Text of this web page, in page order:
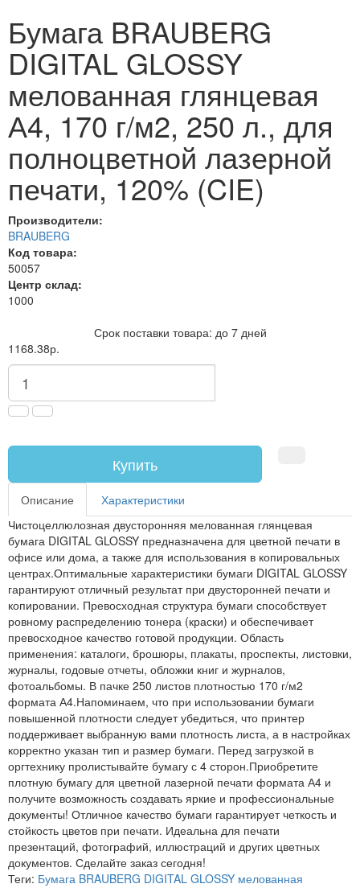
Бумага BRAUBERG
DIGITAL GLOSSY
мелованная глянцевая
А4, 170 г/м2, 250 л., для
полноцветной лазерной
печати, 120% (CIE)
Производители:
BRAUBERG
Код товара:
50057
Центр склад:
1000
Срок поставки товара: до 7 дней
1168.38р.
Купить
Описание
Характеристики
Чистоцеллюлозная двусторонняя мелованная глянцевая
бумага DIGITAL GLOSSY предназначена для цветной печати в
офисе или дома, а также для использования в копировальных
центрах.Оптимальные характеристики бумаги DIGITAL GLOSSY
гарантируют отличный результат при двусторонней печати и
копировании. Превосходная структура бумаги способствует
ровному распределению тонера (краски) и обеспечивает
превосходное качество готовой продукции. Область
применения: каталоги, брошюры, плакаты, проспекты, листовки,
журналы, годовые отчеты, обложки книг и журналов,
фотоальбомы. В пачке 250 листов плотностью 170 г/м2
формата А4.Напоминаем, что при использовании бумаги
повышенной плотности следует убедиться, что принтер
поддерживает выбранную вами плотность листа, а в настройках
корректно указан тип и размер бумаги. Перед загрузкой в
оргтехнику пролистывайте бумагу с 4 сторон.Приобретите
плотную бумагу для цветной лазерной печати формата А4 и
получите возможность создавать яркие и профессиональные
документы! Отличное качество бумаги гарантирует четкость и
стойкость цветов при печати. Идеальна для печати
презентаций, фотографий, иллюстраций и других цветных
документов. Сделайте заказ сегодня!
Теги: Бумага BRAUBERG DIGITAL GLOSSY мелованная